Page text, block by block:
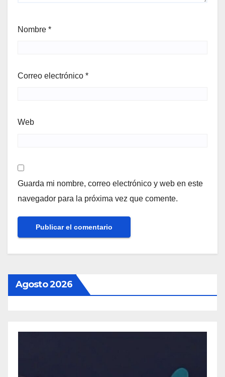
Nombre *
Correo electrónico *
Web
Guarda mi nombre, correo electrónico y web en este
navegador para la próxima vez que comente.
Agosto 2026